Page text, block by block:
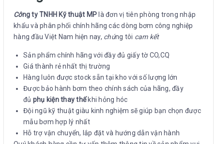
Công ty TNHH Kỹ thuật MPlà đơn vị tiên phòng trong nhập
khẩu và phân phối chính hãng các dòng bơm công nghiệp
hàng đầu Việt Nam hiện nay, chúng tôi cam kết
Sản phẩm chính hãng với đầy đủ giấy tờ CO,CQ
Giá thành rẻ nhất thị trường
Hàng luôn được stock sẵn tại kho với số lượng lớn
Được bảo hành bơm theo chính sách của hãng, đầy
đủ phụ kiện thay thếkhi hỏng hóc
Đội ngũ kỹ thuật giàu kinh nghiệm sẽ giúp bạn chọn được
mẫu bơm hợp lý nhất
Hỗ trợ vận chuyển, lắp đặt và hướng dẫn vận hành